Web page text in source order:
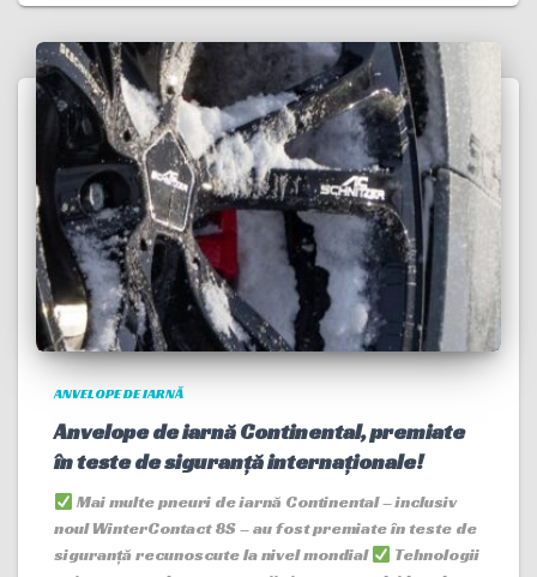
ANVELOPE DE IARNĂ
Anvelope de iarnă Continental, premiate
în teste de siguranță internaționale!
Mai multe pneuri de iarnă Continental – inclusiv
noul WinterContact 8S – au fost premiate în teste de
siguranță recunoscute la nivel mondial
Tehnologii